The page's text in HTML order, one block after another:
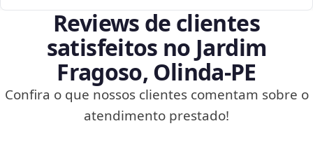
Reviews de clientes
satisfeitos no Jardim
Fragoso, Olinda‑PE
Confira o que nossos clientes comentam sobre o
atendimento prestado!